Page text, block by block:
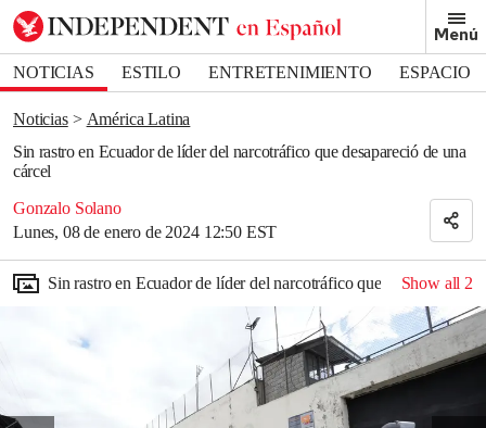
Menú
NOTICIAS ESTILO ENTRETENIMIENTO
ESPACIO
DEPORTES
Noticias
América Latina
Sin rastro en Ecuador de líder del narcotráfico que desapareció de una
cárcel
Gonzalo Solano
Lunes, 08 de enero de 2024 12:50 EST
Bookmark popover
Removed from bookmarks
Close popover
Sin rastro en Ecuador de líder del narcotráfico que desapareció
Show all 2